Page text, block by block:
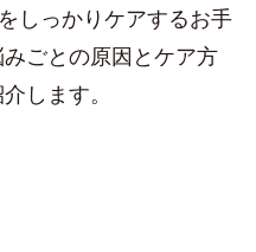
しっかりケアするお手
ごとの原因とケア方
します。